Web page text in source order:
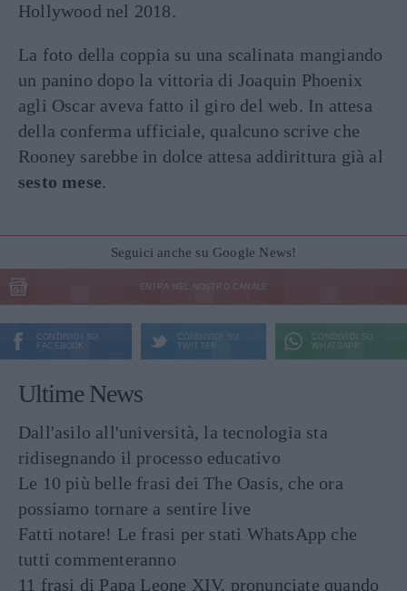
Hollywood nel 2018.
La foto della coppia su una scalinata mangiando
un panino dopo la vittoria di Joaquin Phoenix
agli Oscar aveva fatto il giro del web. In attesa
della conferma ufficiale, qualcuno scrive che
Rooney sarebbe in dolce attesa addirittura già al
sesto mese.
Seguici anche su Google News!
ENTRA NEL NOSTRO CANALE
CONDIVIDI SU
FACEBOOK
CONDIVIDI SU
TWITTER
CONDIVIDI SU
WHATSAPP
Ultime News
Dall'asilo all'università, la tecnologia sta
ridisegnando il processo educativo
Le 10 più belle frasi dei The Oasis, che ora
possiamo tornare a sentire live
Fatti notare! Le frasi per stati WhatsApp che
tutti commenteranno
11 frasi di Papa Leone XIV, pronunciate quando